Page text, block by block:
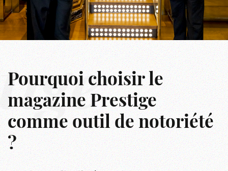
Pourquoi choisir le
magazine Prestige
comme outil de notoriété
?